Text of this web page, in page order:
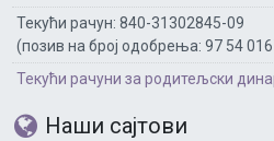
Текући рачун: 840-31302845-09
(позив на број одобрења: 97 54
Текући рачуни за родитељски
Наши сајтови